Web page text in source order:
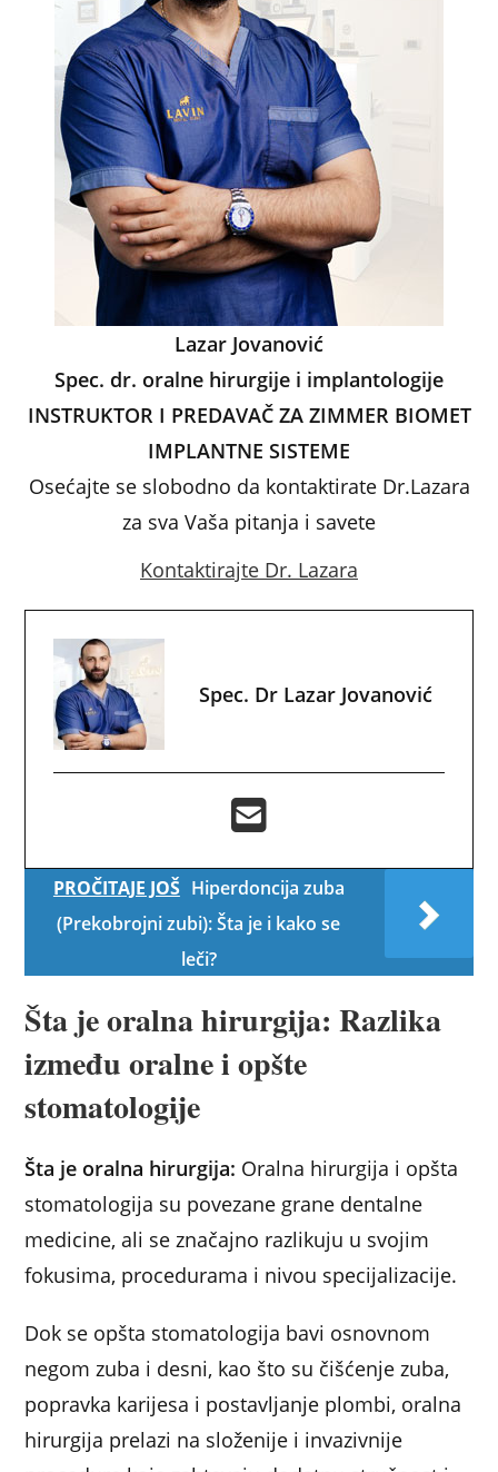
Lazar Jovanović
Spec. dr. oralne hirurgije i implantologije
INSTRUKTOR I PREDAVAČ ZA ZIMMER BIOMET
IMPLANTNE SISTEME
Osećajte se slobodno da kontaktirate Dr.Lazara
za sva Vaša pitanja i savete
Kontaktirajte Dr. Lazara
Spec. Dr Lazar Jovanović
PROČITAJE JOŠ Hiperdoncija zuba
(Prekobrojni zubi): Šta je i kako se
leči?
Šta je oralna hirurgija: Razlika
između oralne i opšte
stomatologije
Šta je oralna hirurgija: Oralna hirurgija i opšta
stomatologija su povezane grane dentalne
medicine, ali se značajno razlikuju u svojim
fokusima, procedurama i nivou specijalizacije.
Dok se opšta stomatologija bavi osnovnom
negom zuba i desni, kao što su čišćenje zuba,
popravka karijesa i postavljanje plombi, oralna
hirurgija prelazi na složenije i invazivnije